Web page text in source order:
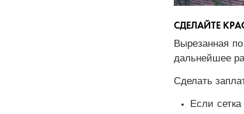
СДЕЛАЙТЕ
Вырезанная
дальнейшее
Сделать
Если